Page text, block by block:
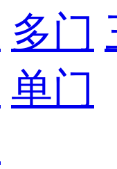
多门
单门